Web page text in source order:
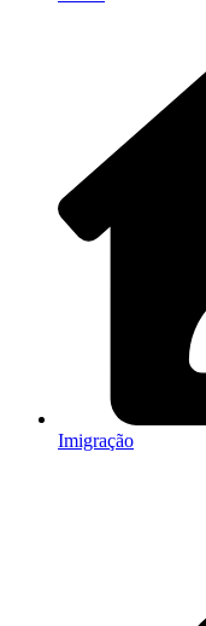
Imigração